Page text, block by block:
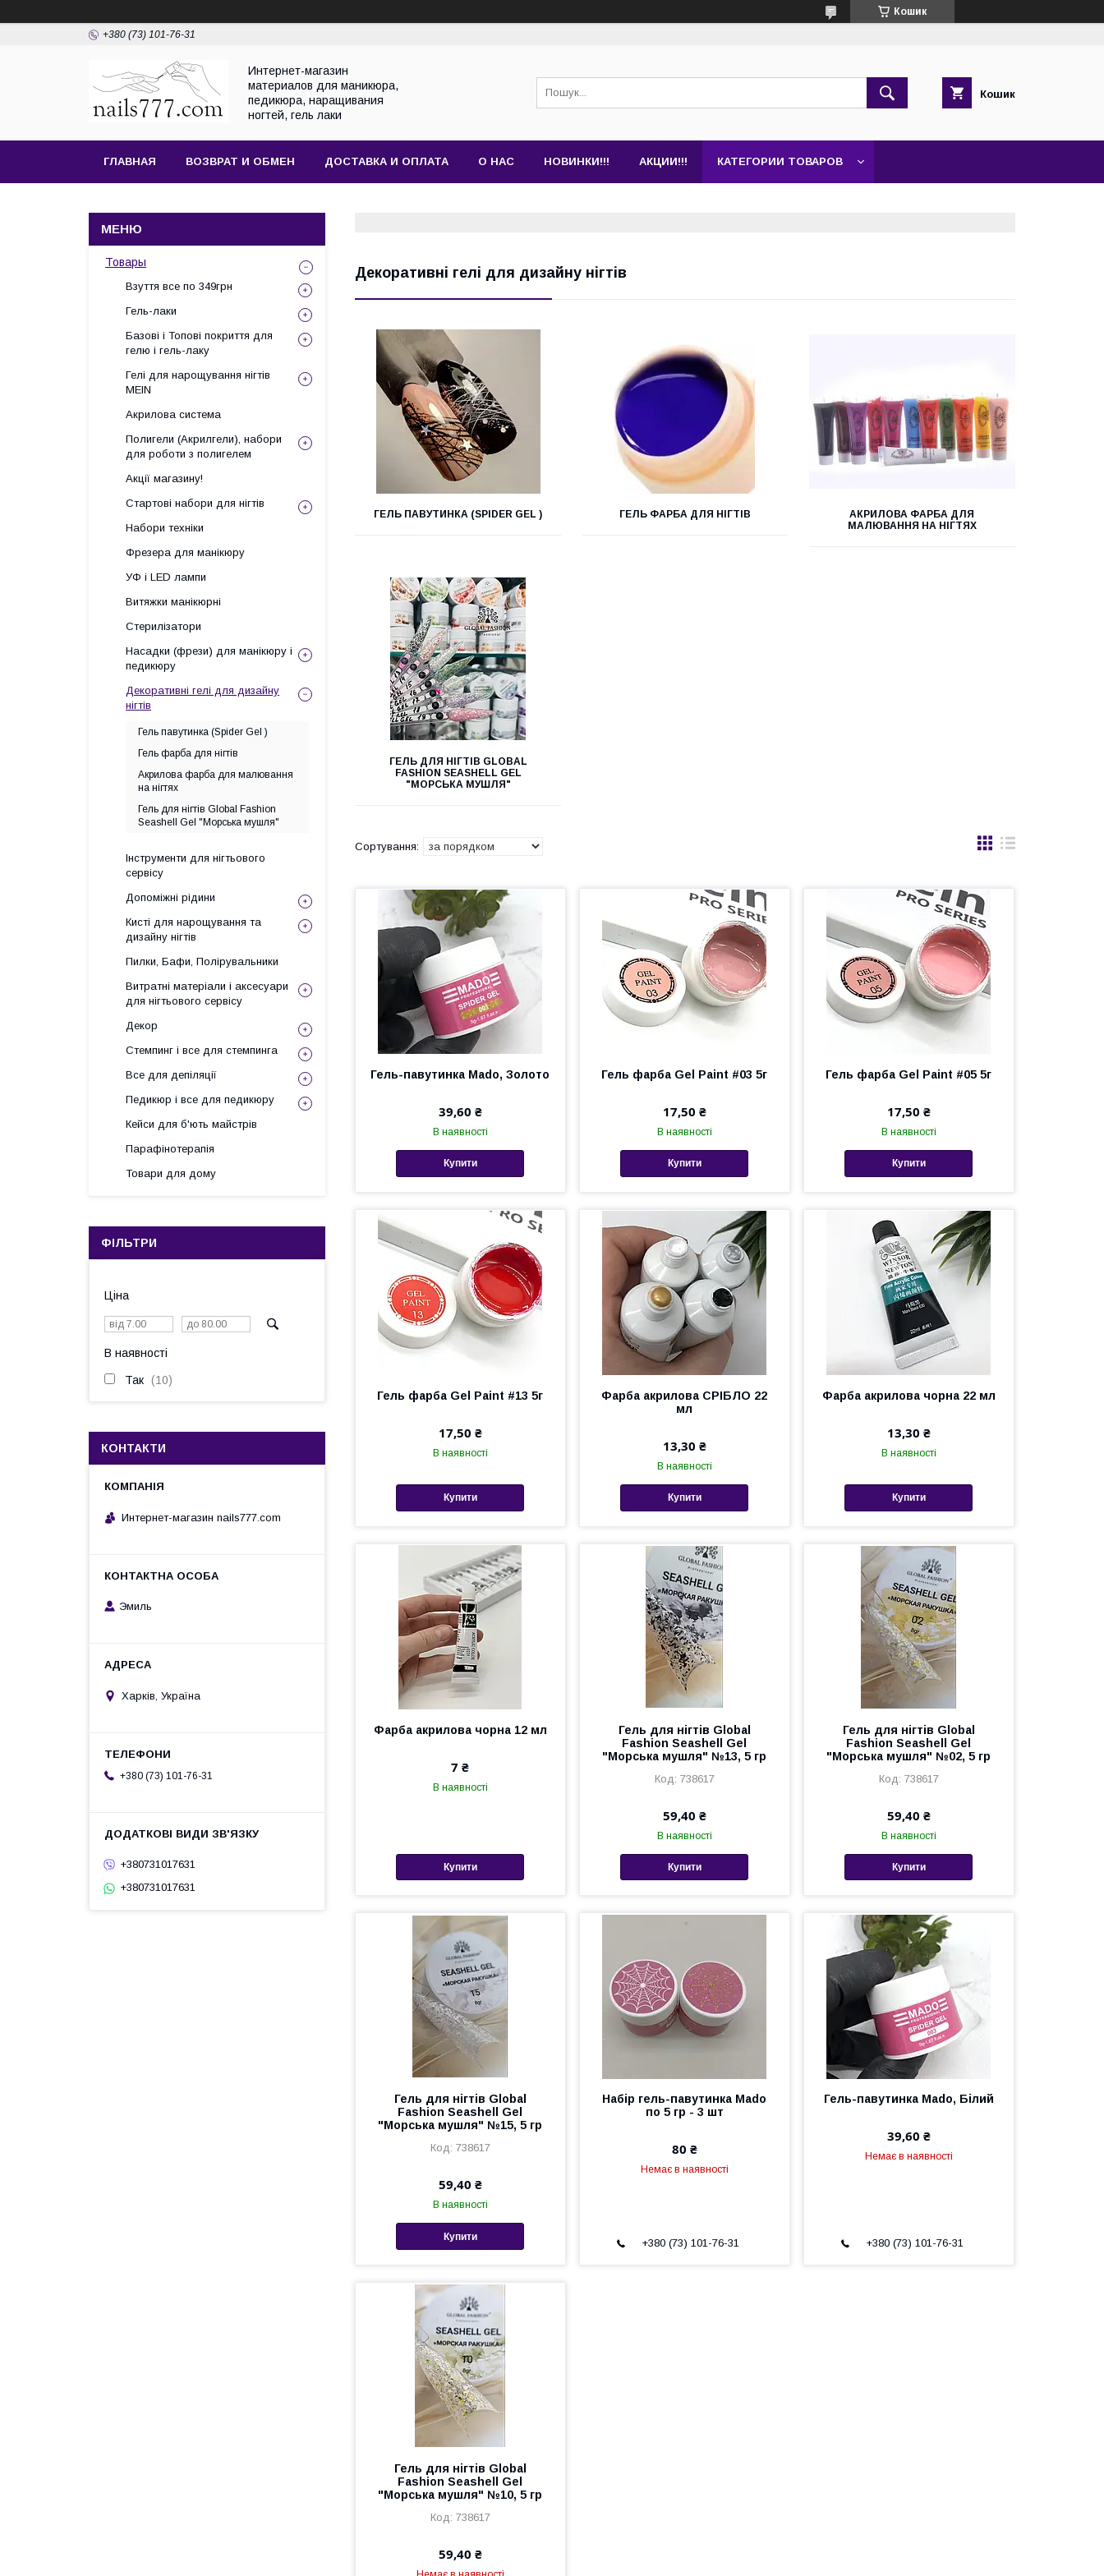
Кошик
+380 (73) 101-76-31
Интернет-магазин
материалов для маникюра,
педикюра, наращивания
ногтей, гель лаки
Кошик
ГЛАВНАЯ ВОЗВРАТ И ОБМЕН ДОСТАВКА И ОПЛАТА О НАС НОВИНКИ!!! АКЦИИ!!! КАТЕГОРИИ ТОВАРОВ
Декоративні гелі для дизайну нігтів
ГЕЛЬ ПАВУТИНКА (SPIDER GEL ) ГЕЛЬ ФАРБА ДЛЯ НІГТІВ
АКРИЛОВА ФАРБА ДЛЯ
МАЛЮВАННЯ НА НІГТЯХ
ГЕЛЬ ДЛЯ НІГТІВ GLOBAL
FASHION SEASHELL GEL
"МОРСЬКА МУШЛЯ"
Гель-павутинка Mado, Золото
39,60 ₴
В наявності
Купити
Гель фарба Gel Paint #03 5г
17,50 ₴
В наявності
Купити
Гель фарба Gel Paint #05 5г
17,50 ₴
В наявності
Купити
Гель фарба Gel Paint #13 5г
17,50 ₴
В наявності
Купити
Фарба акрилова СРІБЛО 22
мл
13,30 ₴
В наявності
Купити
Фарба акрилова чорна 22 мл
13,30 ₴
В наявності
Купити
Фарба акрилова чорна 12 мл
7 ₴
В наявності
Купити
Гель для нігтів Global
Fashion Seashell Gel
"Морська мушля" №13, 5 гр
738617
59,40 ₴
В наявності
Купити
Гель для нігтів Global
Fashion Seashell Gel
"Морська мушля" №02, 5 гр
738617
59,40 ₴
В наявності
Купити
Гель для нігтів Global
Fashion Seashell Gel
"Морська мушля" №15, 5 гр
738617
59,40 ₴
В наявності
Купити
Набір гель-павутинка Mado
по 5 гр - 3 шт
80 ₴
Немає в наявності
+380 (73) 101-76-31
Гель-павутинка Mado, Білий
39,60 ₴
Немає в наявності
+380 (73) 101-76-31
Гель для нігтів Global
Fashion Seashell Gel
"Морська мушля" №10, 5 гр
738617
59,40 ₴
Товары
Взуття все по 349грн
Гель-лаки
Базові і Топові покриття для
гелю і гель-лаку
Гелі для нарощування нігтів
MEIN
Акрилова система
Полигели (Акрилгели), набори
для роботи з полигелем
Акції магазину!
Стартові набори для нігтів
Набори техніки
Фрезера для манікюру
УФ і LED лампи
Витяжки манікюрні
Стерилізатори
Насадки (фрези) для манікюру і
педикюру
Декоративні гелі для дизайну
нігтів
Гель павутинка (Spider Gel )
Гель фарба для нігтів
Акрилова фарба для малювання
на нігтях
Гель для нігтів Global Fashion
Seashell Gel "Морська мушля"
Інструменти для нігтьового
сервісу
Допоміжні рідини
Кисті для нарощування та
дизайну нігтів
Пилки, Бафи, Полірувальники
Витратні матеріали і аксесуари
для нігтьового сервісу
Декор
Стемпинг і все для стемпинга
Все для депіляції
Педикюр і все для педикюру
Кейси для б'ють майстрів
Парафінотерапія
Товари для дому
ФІЛЬТРИ
Ціна
В наявності
Так 10
КОНТАКТИ
Интернет-магазин nails777.com
Эмиль
Харків, Україна
+380 (73) 101-76-31
+380731017631
+380731017631